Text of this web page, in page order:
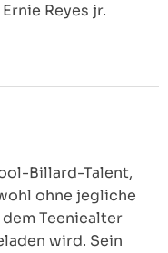
Reyes jr.
Billard-Talent,
ohne jegliche
Teeniealter
wird. Sein